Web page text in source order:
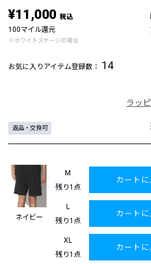
¥11,000税込
100マイル還元
※ホワイトステージの場合
お気に入りアイテム登録数： 14
ラッ
返品・交換可
ネイビー
M
残り1点
カートに
L
残り1点
カートに
XL
残り1点
カートに